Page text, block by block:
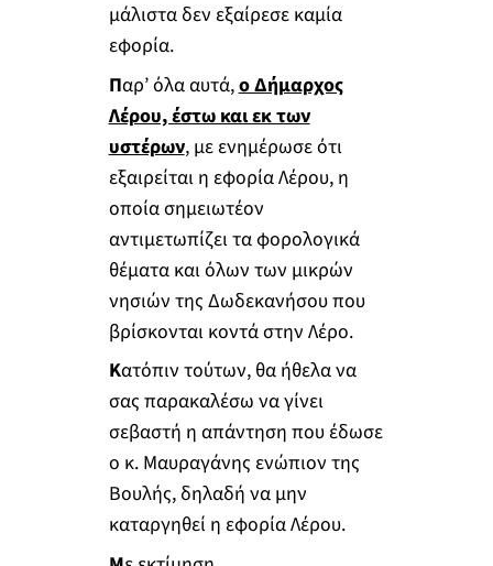
μάλιστα δεν εξαίρεσε καμία
εφορία.
Παρ’ όλα αυτά,ο Δήμαρχος
Λέρου, έστω και εκ των
υστέρων, με ενημέρωσε ότι
εξαιρείται η εφορία Λέρου, η
οποία σημειωτέον
αντιμετωπίζει τα φορολογικά
θέματα και όλων των μικρών
νησιών της Δωδεκανήσου που
βρίσκονται κοντά στην Λέρο.
Κατόπιν τούτων, θα ήθελα να
σας παρακαλέσω να γίνει
σεβαστή η απάντηση που έδωσε
ο κ. Μαυραγάνης ενώπιον της
Βουλής, δηλαδή να μην
καταργηθεί η εφορία Λέρου.